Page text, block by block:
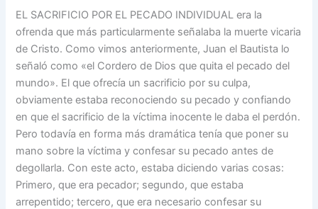
EL SACRIFICIO POR EL PECADO INDIVIDUAL era la
ofrenda que más particularmente señalaba la muerte vicaria
de Cristo. Como vimos anteriormente, Juan el Bautista lo
señaló como «el Cordero de Dios que quita el pecado del
mundo». El que ofrecía un sacrificio por su culpa,
obviamente estaba reconociendo su pecado y confiando
en que el sacrificio de la víctima inocente le daba el perdón.
Pero todavía en forma más dramática tenía que poner su
mano sobre la víctima y confesar su pecado antes de
degollarla. Con este acto, estaba diciendo varias cosas:
Primero, que era pecador; segundo, que estaba
arrepentido; tercero, que era necesario confesar su